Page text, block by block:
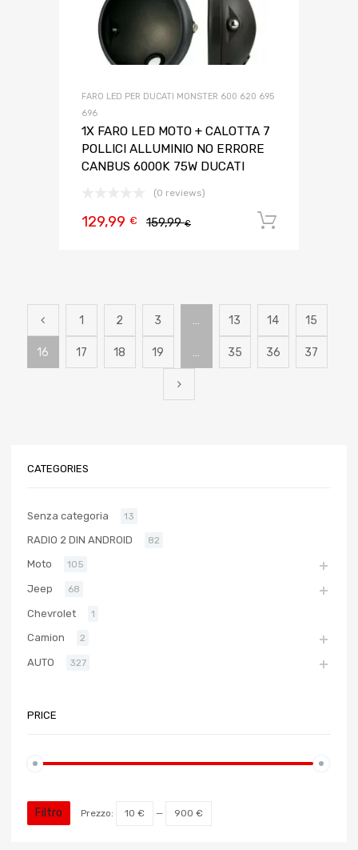
FARO LED PER DUCATI MONSTER 600 620 695
696
1X FARO LED MOTO + CALOTTA 7
POLLICI ALLUMINIO NO ERRORE
CANBUS 6000K 75W DUCATI
(0 reviews)
159,99€
129,99 €
1 2 3 … 13 14 15
16 17 18 19 … 35 36 37
CATEGORIES
Senza categoria 13
RADIO 2 DIN ANDROID 82
Moto 105
Jeep 68
Chevrolet 1
Camion 2
AUTO 327
PRICE
Filtro Prezzo: 10 € — 900 €